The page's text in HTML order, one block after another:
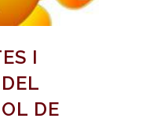
I
DE